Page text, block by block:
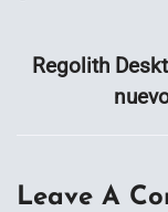
Regolith
Leave A